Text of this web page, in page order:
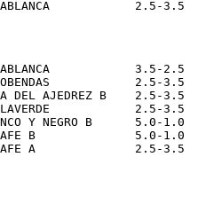
3.5-2.5
2.5-3.5
DEL AJEDREZ B    2.5-3.5
2.5-3.5
Y NEGRO B      5.0-1.0
B              5.0-1.0